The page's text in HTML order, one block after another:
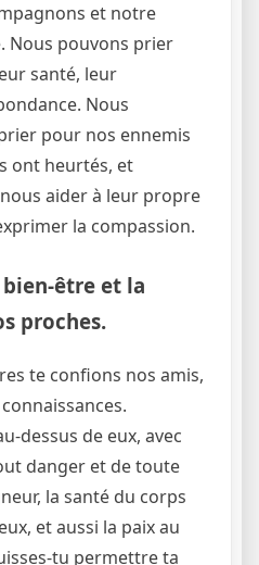
et notre
Nous pouvons prier
santé, leur
Nous
pour nos ennemis
ont heurtés, et
aider à leur propre
la compassion.
être et la
proches.
te confions nos amis,
dessus de eux, avec
danger et de toute
la santé du corps
et aussi la paix au
tu permettre ta